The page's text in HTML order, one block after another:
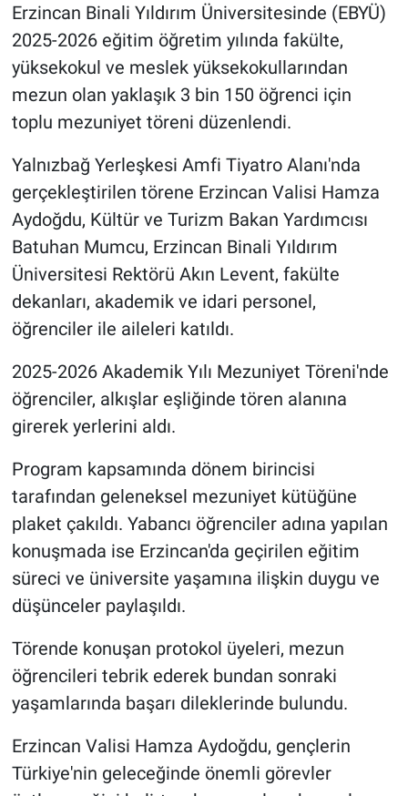
Erzincan Binali Yıldırım Üniversitesinde (EBYÜ)
2025-2026 eğitim öğretim yılında fakülte,
yüksekokul ve meslek yüksekokullarından
mezun olan yaklaşık 3 bin 150 öğrenci için
toplu mezuniyet töreni düzenlendi.
Yalnızbağ Yerleşkesi Amfi Tiyatro Alanı'nda
gerçekleştirilen törene Erzincan Valisi Hamza
Aydoğdu, Kültür ve Turizm Bakan Yardımcısı
Batuhan Mumcu, Erzincan Binali Yıldırım
Üniversitesi Rektörü Akın Levent, fakülte
dekanları, akademik ve idari personel,
öğrenciler ile aileleri katıldı.
2025-2026 Akademik Yılı Mezuniyet Töreni'nde
öğrenciler, alkışlar eşliğinde tören alanına
girerek yerlerini aldı.
Program kapsamında dönem birincisi
tarafından geleneksel mezuniyet kütüğüne
plaket çakıldı. Yabancı öğrenciler adına yapılan
konuşmada ise Erzincan'da geçirilen eğitim
süreci ve üniversite yaşamına ilişkin duygu ve
düşünceler paylaşıldı.
Törende konuşan protokol üyeleri, mezun
öğrencileri tebrik ederek bundan sonraki
yaşamlarında başarı dileklerinde bulundu.
Erzincan Valisi Hamza Aydoğdu, gençlerin
Türkiye'nin geleceğinde önemli görevler